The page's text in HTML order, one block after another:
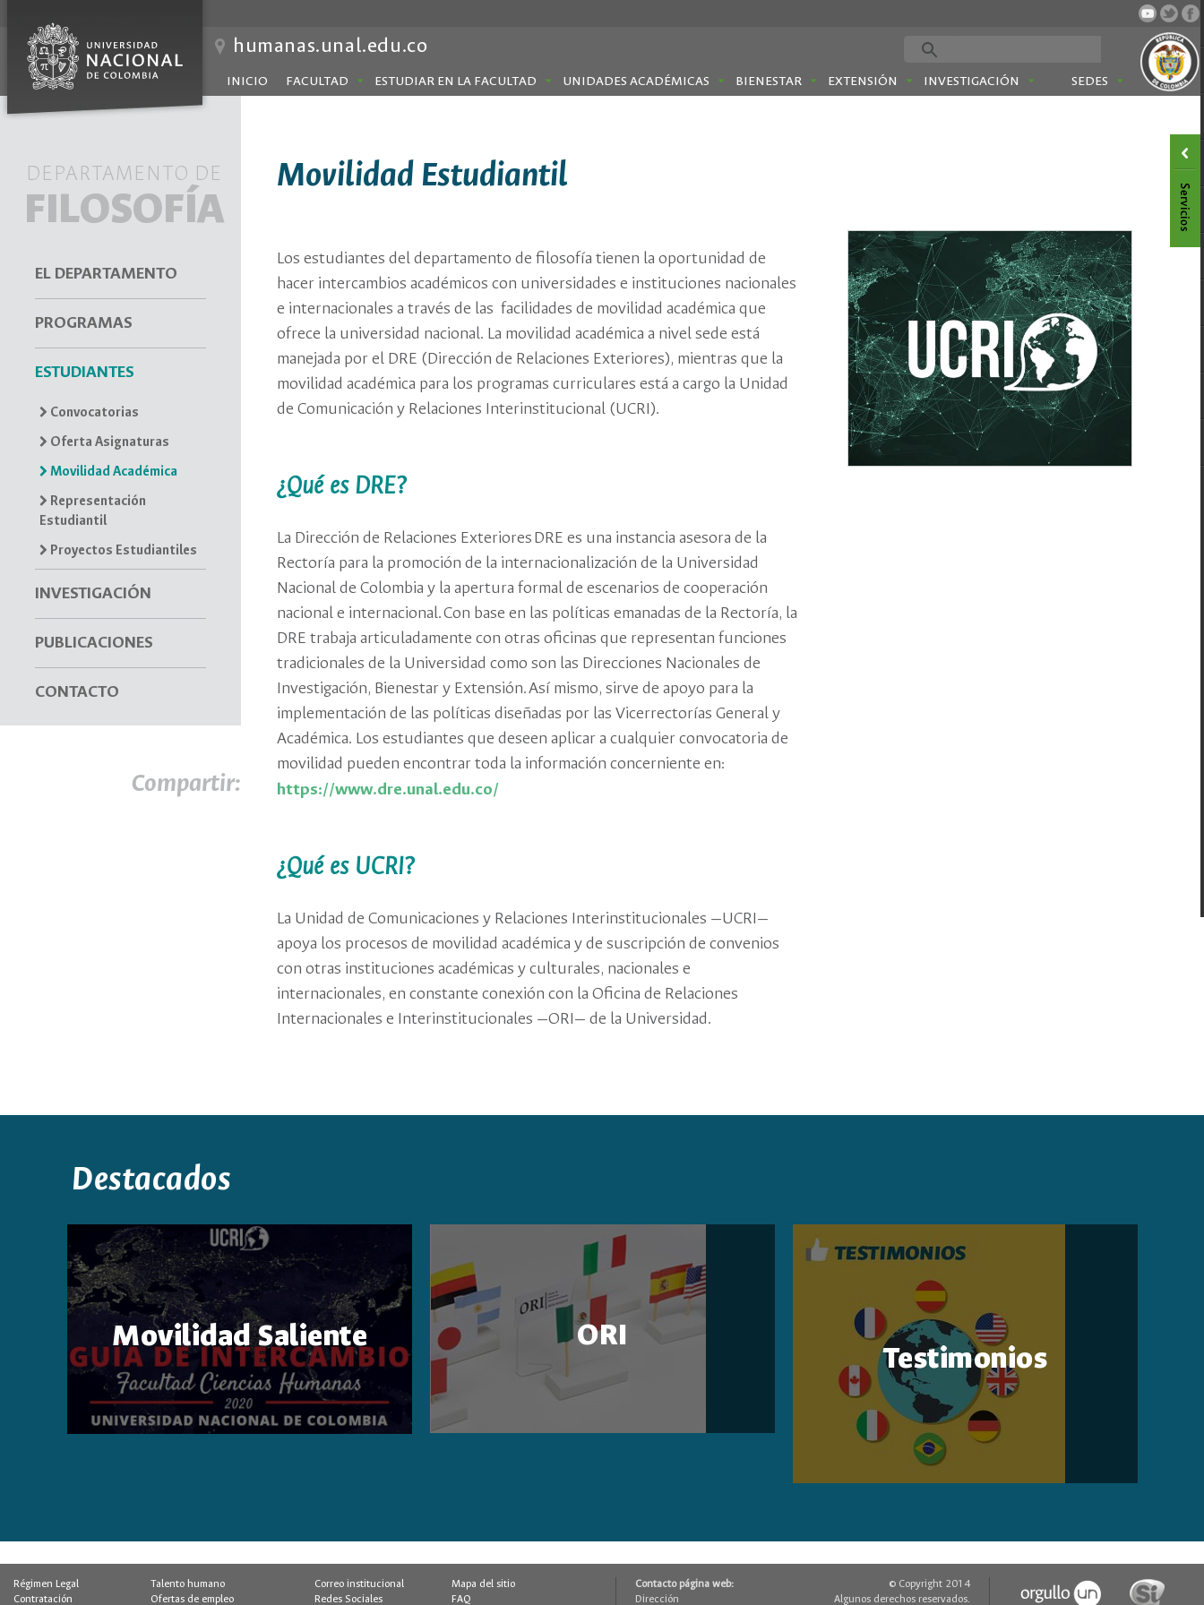
humanas.unal.edu.co
INICIO FACULTAD ESTUDIAR EN LA FACULTAD UNIDADES ACADÉMICAS BIENESTAR EXTENSIÓN INVESTIGACIÓN SEDES
DEPARTAMENTO DE
FILOSOFÍA
EL DEPARTAMENTO
PROGRAMAS
ESTUDIANTES
Convocatorias
Oferta Asignaturas
Movilidad Académica
Representación
Estudiantil
Proyectos Estudiantiles
INVESTIGACIÓN
PUBLICACIONES
CONTACTO
Compartir:
Movilidad Estudiantil
Los estudiantes del departamento de filosofía tienen la oportunidad de
hacer intercambios académicos con universidades e instituciones nacionales
e internacionales a través de las facilidades de movilidad académica que
ofrece la universidad nacional. La movilidad académica a nivel sede está
manejada por el DRE (Dirección de Relaciones Exteriores), mientras que la
movilidad académica para los programas curriculares está a cargo la Unidad
de Comunicación y Relaciones Interinstitucional (UCRI).
¿Qué es DRE?
La Dirección de Relaciones Exteriores DRE es una instancia asesora de la
Rectoría para la promoción de la internacionalización de la Universidad
Nacional de Colombia y la apertura formal de escenarios de cooperación
nacional e internacional. Con base en las políticas emanadas de la Rectoría, la
DRE trabaja articuladamente con otras oficinas que representan funciones
tradicionales de la Universidad como son las Direcciones Nacionales de
Investigación, Bienestar y Extensión. Así mismo, sirve de apoyo para la
implementación de las políticas diseñadas por las Vicerrectorías General y
Académica. Los estudiantes que deseen aplicar a cualquier convocatoria de
movilidad pueden encontrar toda la información concerniente en:
https://www.dre.unal.edu.co/
¿Qué es UCRI?
La Unidad de Comunicaciones y Relaciones Interinstitucionales —UCRI—
apoya los procesos de movilidad académica y de suscripción de convenios
con otras instituciones académicas y culturales, nacionales e
internacionales, en constante conexión con la Oficina de Relaciones
Internacionales e Interinstitucionales —ORI— de la Universidad.
Destacados
Movilidad Saliente ORI
Testimonios
Régimen Legal
Talento humano
Contratación
Ofertas de empleo
Correo institucional
Mapa del sitio
Redes Sociales
FAQ
Contacto página web:
Dirección
© Copyright 2014
Algunos derechos reservados.